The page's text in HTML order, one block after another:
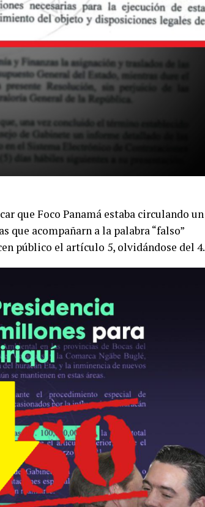
que Foco Panamá estaba circulando un
que acompañarn a la palabra “falso”
público el artículo 5, olvidándose del 4.